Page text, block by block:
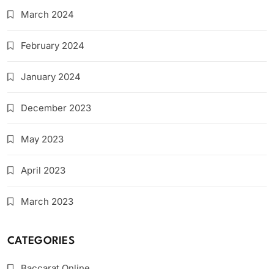
March 2024
February 2024
January 2024
December 2023
May 2023
April 2023
March 2023
CATEGORIES